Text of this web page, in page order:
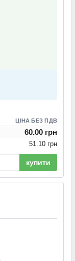
ЦІНА БЕЗ ПДВ
60.00 грн
51.10 грн
купити